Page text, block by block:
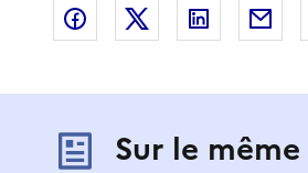
Partager sur Facebook
Partager sur X
Partager
Sur le